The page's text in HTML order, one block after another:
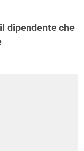
dipendente che